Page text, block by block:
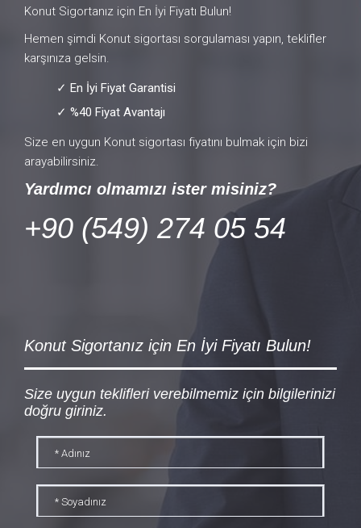
Konut Sigortanız için En İyi Fiyatı Bulun!
Hemen şimdi Konut sigortası sorgulaması yapın, teklifler
karşınıza gelsin.
✓ En İyi Fiyat Garantisi
✓ %40 Fiyat Avantajı
Size en uygun Konut sigortası fiyatını bulmak için bizi
arayabilirsiniz.
Yardımcı olmamızı ister misiniz?
+90 (549) 274 05 54
Konut Sigortanız için En İyi Fiyatı Bulun!
Size uygun teklifleri verebilmemiz için bilgilerinizi
doğru giriniz.